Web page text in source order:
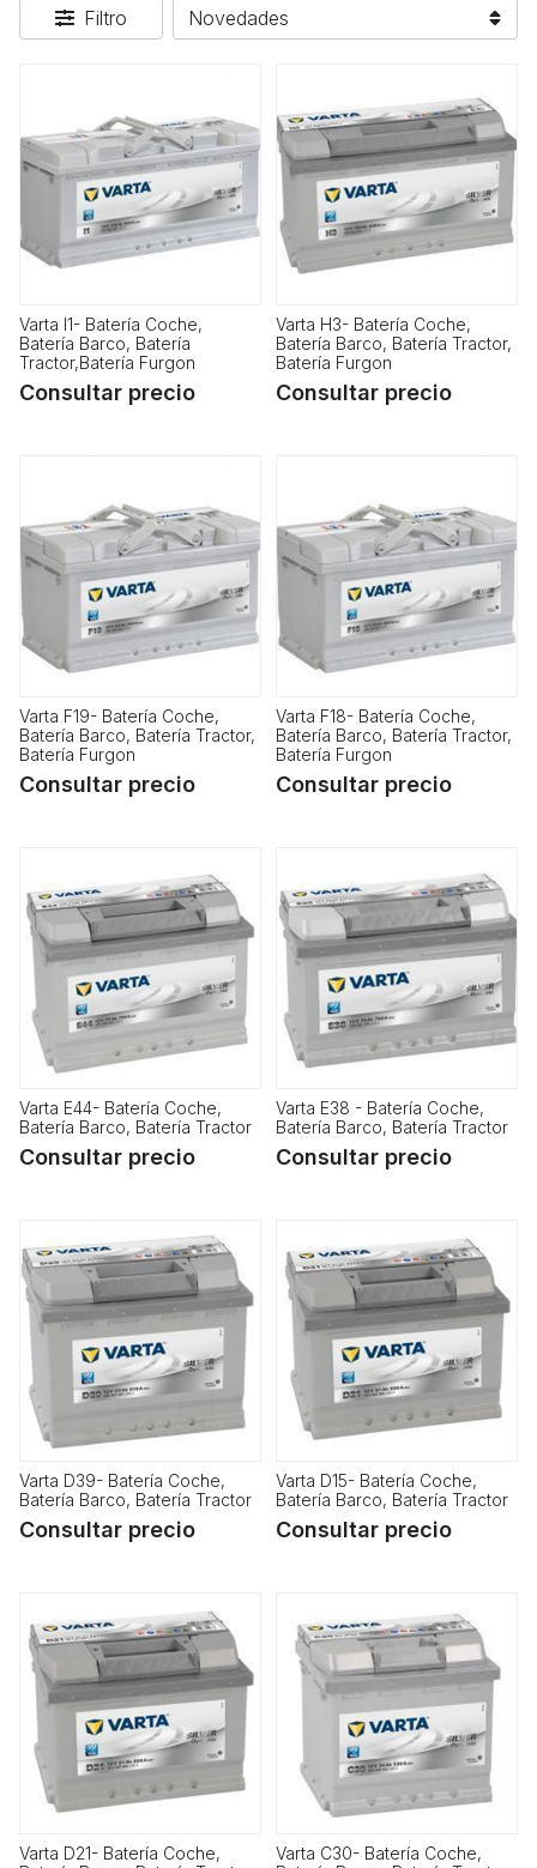
Filtro
Varta I1- Batería Coche,
Batería Barco, Batería
Tractor,Batería Furgon
Consultar precio
Varta H3- Batería Coche,
Batería Barco, Batería Tractor,
Batería Furgon
Consultar precio
Varta F19- Batería Coche,
Batería Barco, Batería Tractor,
Batería Furgon
Consultar precio
Varta F18- Batería Coche,
Batería Barco, Batería Tractor,
Batería Furgon
Consultar precio
Varta E44- Batería Coche,
Batería Barco, Batería Tractor
Consultar precio
Varta E38 - Batería Coche,
Batería Barco, Batería Tractor
Consultar precio
Varta D39- Batería Coche,
Batería Barco, Batería Tractor
Consultar precio
Varta D15- Batería Coche,
Batería Barco, Batería Tractor
Consultar precio
Varta D21- Batería Coche,
Varta C30- Batería Coche,